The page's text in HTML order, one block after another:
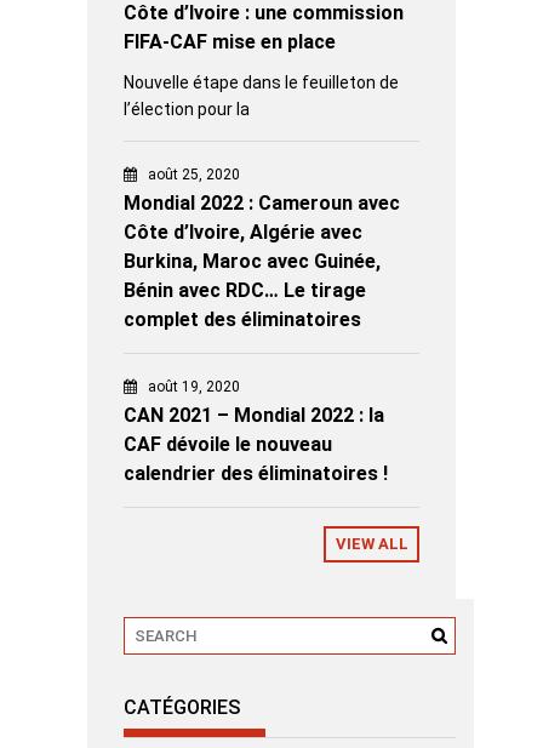
Côte d’Ivoire : une commission
FIFA-CAF mise en place
Nouvelle étape dans le feuilleton de
l’élection pour la
août 25, 2020
Mondial 2022 : Cameroun avec
Côte d’Ivoire, Algérie avec
Burkina, Maroc avec Guinée,
Bénin avec RDC… Le tirage
complet des éliminatoires
août 19, 2020
CAN 2021 – Mondial 2022 : la
CAF dévoile le nouveau
calendrier des éliminatoires !
VIEW ALL
CATÉGORIES